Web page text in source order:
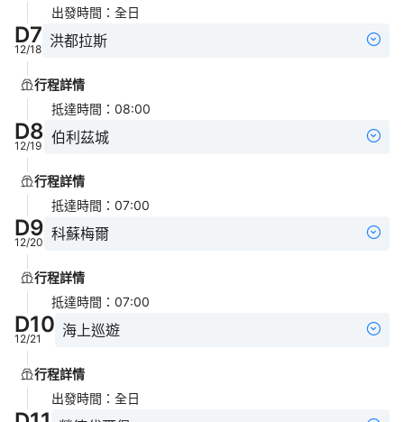
出發時間 ： 全日
D7
12/18 洪都拉斯
行程詳情
抵達時間 ： 08:00
D8
12/19 伯利茲城
行程詳情
抵達時間 ： 07:00
D9
12/20 科蘇梅爾
行程詳情
抵達時間 ： 07:00
D10
12/21 海上巡遊
行程詳情
出發時間 ： 全日